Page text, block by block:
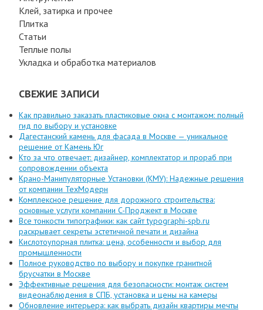
Клей, затирка и прочее
Плитка
Статьи
Теплые полы
Укладка и обработка материалов
СВЕЖИЕ ЗАПИСИ
Как правильно заказать пластиковые окна с монтажом: полный
гид по выбору и установке
Дагестанский камень для фасада в Москве — уникальное
решение от Камень Юг
Кто за что отвечает: дизайнер, комплектатор и прораб при
сопровождении объекта
Крано-Манипуляторные Установки (КМУ): Надежные решения
от компании ТехМодерн
Комплексное решение для дорожного строительства:
основные услуги компании C-Проджект в Москве
Все тонкости типографики: как сайт typographi-spb.ru
раскрывает секреты эстетичной печати и дизайна
Кислотоупорная плитка: цена, особенности и выбор для
промышленности
Полное руководство по выбору и покупке гранитной
брусчатки в Москве
Эффективные решения для безопасности: монтаж систем
видеонаблюдения в СПБ, установка и цены на камеры
Обновление интерьера: как выбрать дизайн квартиры мечты